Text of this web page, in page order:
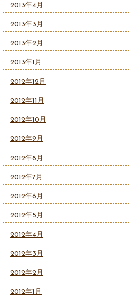
2013年4月
2013年3月
2013年2月
2013年1月
2012年12月
2012年11月
2012年10月
2012年9月
2012年8月
2012年7月
2012年6月
2012年5月
2012年4月
2012年3月
2012年2月
2012年1月